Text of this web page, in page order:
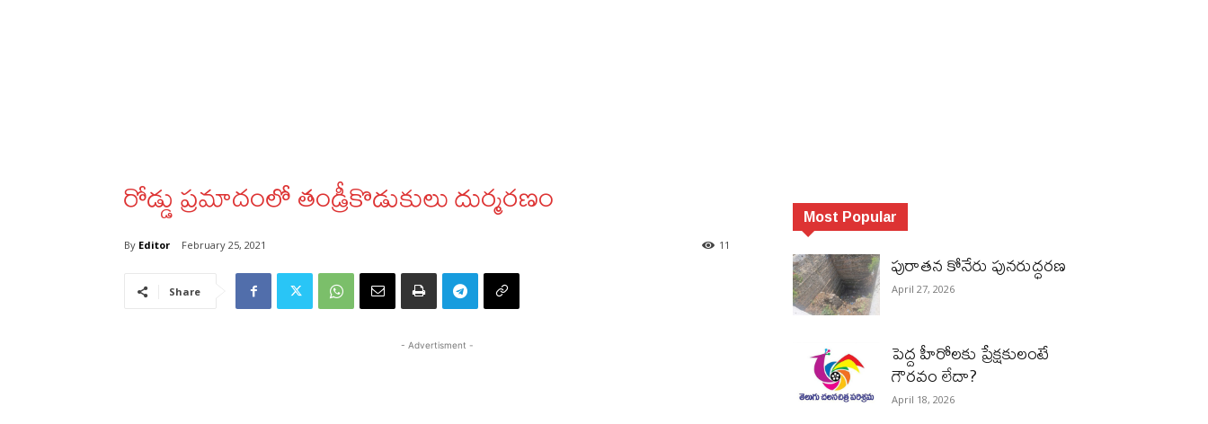
రోడ్డు ప్రమాదంలో తండ్రీకొడుకులు దుర్మరణం
By Editor February 25, 2021 11
Share
- Advertisment -
Most Popular
పురాత‌న కోనేరు పున‌రుద్ధ‌ర‌ణ
April 27, 2026
పెద్ద హీరోల‌కు ప్రేక్ష‌కులంటే
గౌర‌వం లేదా?
April 18, 2026